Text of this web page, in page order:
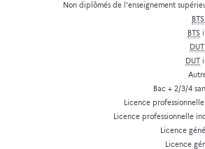
Non diplômés de l'enseignement
BTS
BTS
DUT
DUT
Bac + 2/3/4
Licence
Licence professionnelle
Licence
Licence